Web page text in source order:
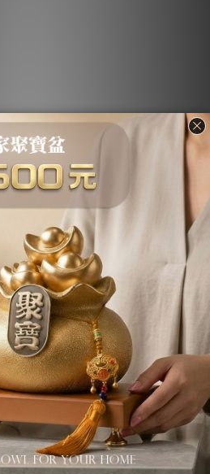
體店面：
市淡水區中正路168號
市淡水區中正路47號
050-858 黃先生